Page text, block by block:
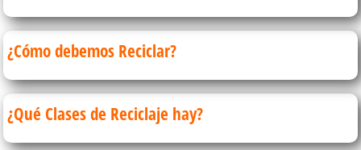
¿Cómo debemos Reciclar?
¿Qué Clases de Reciclaje hay?